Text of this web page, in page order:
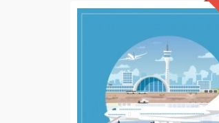
Descuentos especiales
Sin requisitos de acceso